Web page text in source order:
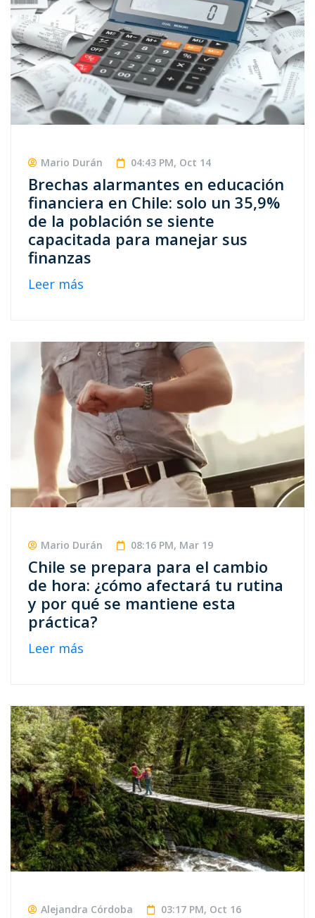
Mario Durán 04:43 PM, Oct 14
Brechas alarmantes en educación
financiera en Chile: solo un 35,9%
de la población se siente
capacitada para manejar sus
finanzas
Leer más
Mario Durán 08:16 PM, Mar 19
Chile se prepara para el cambio
de hora: ¿cómo afectará tu rutina
y por qué se mantiene esta
práctica?
Leer más
Alejandra Córdoba 03:17 PM, Oct 16